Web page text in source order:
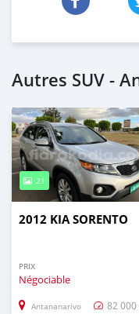
Autres SUV -
21
2012 KIA SORENTO
PRIX
Négociable
Antananarivo 82 000